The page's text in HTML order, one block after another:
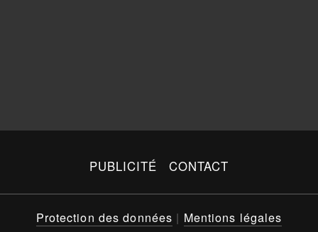
PUBLICITÉ CONTACT
Protection des données | Mentions légales